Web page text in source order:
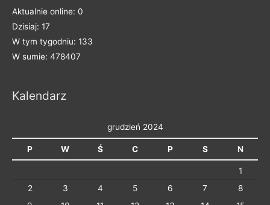
e
g
i
Aktualnie online: 0
Dzisiaj: 17
W tym tygodniu: 133
W sumie: 478407
Kalendarz
grudzień 2024
P W Ś C P S N
1
2
3 4 5 6 7
8